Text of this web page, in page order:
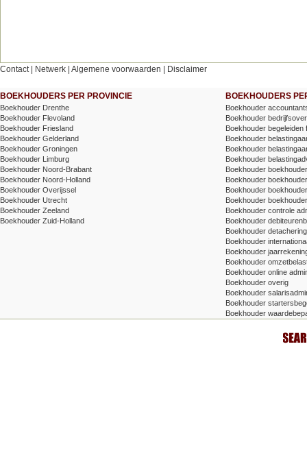
Contact| Netwerk Algemene voorwaarden Disclaimer
BOEKHOUDERS PER PROVINCIE
Boekhouder Drenthe
Boekhouder Flevoland
Boekhouder Friesland
Boekhouder Gelderland
Boekhouder Groningen
Boekhouder Limburg
Boekhouder Noord-Brabant
Boekhouder Noord-Holland
Boekhouder Overijssel
Boekhouder Utrecht
Boekhouder Zeeland
Boekhouder Zuid-Holland
BOEKHOUDERS
Boekhouder
Boekhouder
Boekhouder
Boekhouder
Boekhouder
Boekhouder
Boekhouder
Boekhouder
Boekhouder
Boekhouder
Boekhouder controle
Boekhouder
Boekhouder
Boekhouder
Boekhouder
Boekhouder
Boekhouder online
Boekhouder overig
Boekhouder
Boekhouder
Boekhouder